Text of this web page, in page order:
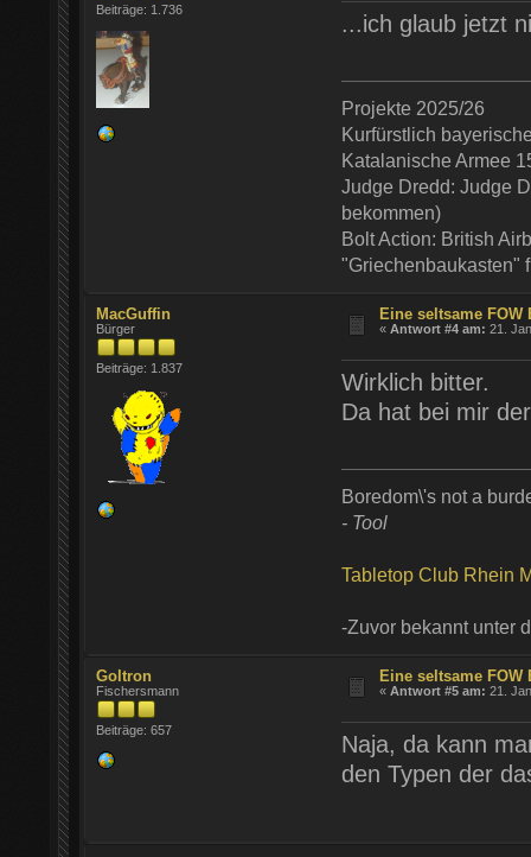
Beiträge: 1.736
...ich glaub jetzt
Projekte 2025/26
Kurfürstlich
Katalanische Armee
Judge Dredd: Judge
bekommen)
Bolt Action: British
"Griechenbaukasten"
MacGuffin
Bürger
Beiträge: 1.837
Eine seltsame FOW
«Antwort #4 am: 21.
Wirklich bitter.
Da hat bei mir
Boredom\'s not a
- Tool
Tabletop Club Rhein
-Zuvor bekannt unter
Goltron
Fischersmann
Beiträge: 657
Eine seltsame FOW
«Antwort #5 am: 21.
Naja, da kann
den Typen der